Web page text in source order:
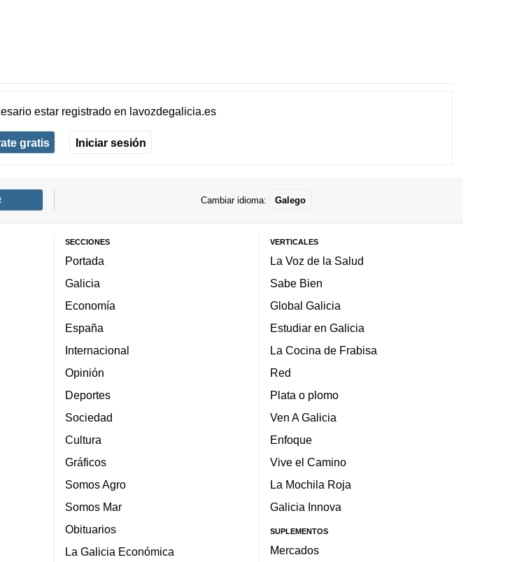
estar registradoen lavozdegalicia.es
gratis Iniciar sesión
Cambiar idioma: Galego
SECCIONES
Portada
Galicia
Economía
España
Internacional
Opinión
Deportes
Sociedad
Cultura
Gráficos
Somos Agro
Somos Mar
Obituarios
La Galicia Económica
VERTICALES
La Voz de la Salud
Sabe Bien
Global Galicia
Estudiar en Galicia
La Cocina de Frabisa
Red
Plata o plomo
Ven A Galicia
Enfoque
Vive el Camino
La Mochila Roja
Galicia Innova
SUPLEMENTOS
Mercados